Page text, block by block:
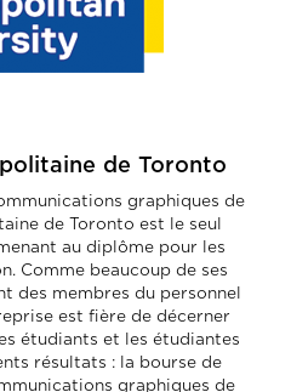
de Toronto
graphiques de
de Toronto est le seul
au diplôme pour les
Comme beaucoup de ses
des membres du personnel
est fière de décerner
étudiants et les étudiantes
résultats : la bourse de
graphiques de